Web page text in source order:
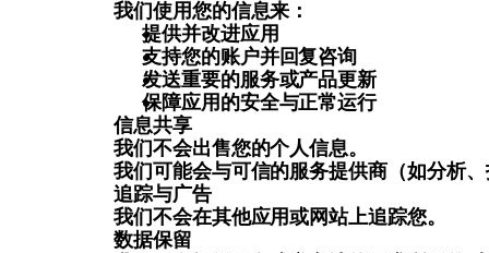
我们使用您的信息来：
提供并改进应用
支持您的账户并回复咨询
发送重要的服务或产品更新
保障应用的安全与正常运行
信息共享
我们不会出售您的个人信息。
我们可能会与可信的服务提供商（如分析
追踪与广告
我们不会在其他应用或网站上追踪您。
数据保留